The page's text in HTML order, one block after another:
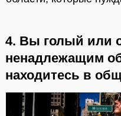
4. Вы голый или
ненадлежащим
находитесь в